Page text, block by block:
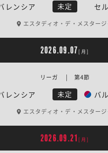
レンシア 未定 セ
エスタディオ・デ・メスタージ
2026.09.07 [月]
レンシア 未定 バ
リーガ | 第4節
エスタディオ・デ・メスタージ
2026.09.21 [月]